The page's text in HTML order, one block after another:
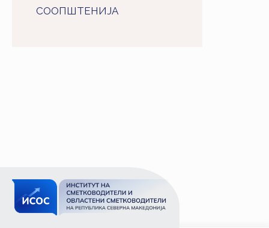
СООПШТЕНИJA